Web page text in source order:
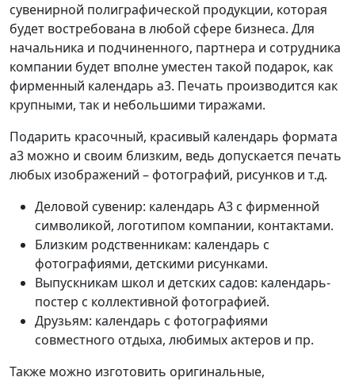
сувенирной полиграфической продукции, которая
будет востребована в любой сфере бизнеса. Для
начальника и подчиненного, партнера и сотрудника
компании будет вполне уместен такой подарок, как
фирменный календарь а3. Печать производится как
крупными, так и небольшими тиражами.
Подарить красочный, красивый календарь формата
а3 можно и своим близким, ведь допускается печать
любых изображений – фотографий, рисунков и т.д.
Деловой сувенир: календарь А3 с фирменной
символикой, логотипом компании, контактами.
Близким родственникам: календарь с
фотографиями, детскими рисунками.
Выпускникам школ и детских садов: календарь-
постер с коллективной фотографией.
Друзьям: календарь с фотографиями
совместного отдыха, любимых актеров и пр.
Также можно изготовить оригинальные,